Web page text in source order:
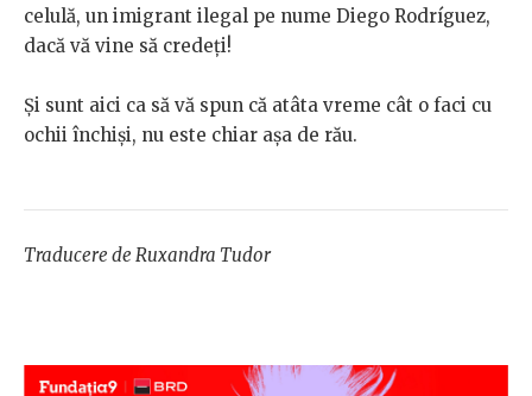
celulă, un imigrant ilegal pe nume Diego Rodríguez,
dacă vă vine să credeți!
Și sunt aici ca să vă spun că atâta vreme cât o faci cu
ochii închiși, nu este chiar așa de rău.
Traducere de Ruxandra Tudor